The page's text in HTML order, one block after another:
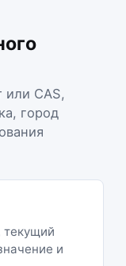
или CAS,
город
текущий
и